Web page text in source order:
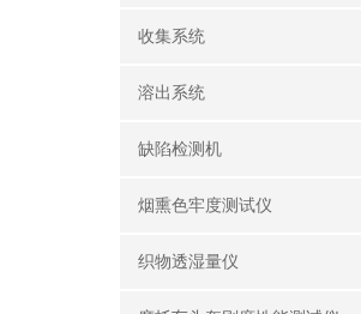
收集系统
溶出系统
缺陷检测机
烟熏色牢度测试仪
织物透湿量仪